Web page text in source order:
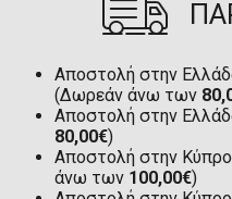
Αποστολή στην
(Δωρεάν άνω των
Αποστολή στην
80,00€)
Αποστολή στην
άνω των 100,00€)